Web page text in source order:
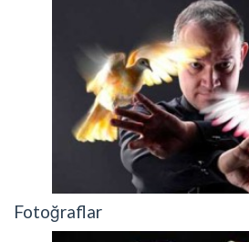
Fotoğraflar